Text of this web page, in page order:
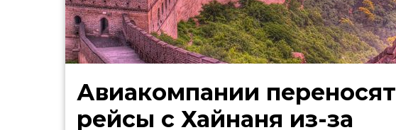
Авиакомпании переносят
рейсы с Хайнаня из-за